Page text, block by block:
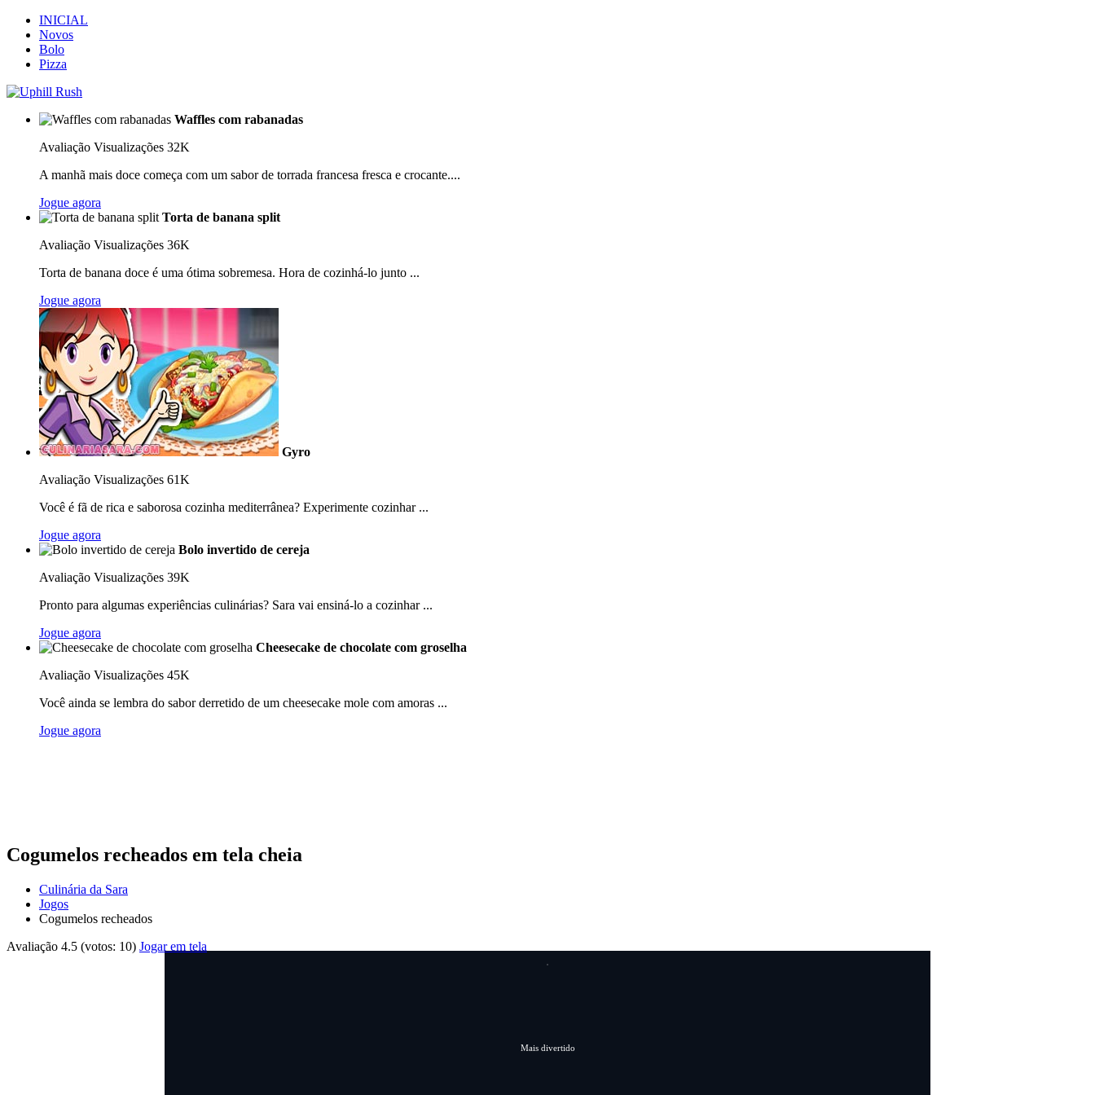
INICIAL
Novos
Bolo
Pizza
Waffles com rabanadas
Avaliação Visualizações 32K
A manhã mais doce começa com um sabor de torrada francesa fresca e crocante....
Jogue agora
Torta de banana split
Avaliação Visualizações 36K
Torta de banana doce é uma ótima sobremesa. Hora de cozinhá-lo junto ...
Jogue agora
Gyro
Avaliação Visualizações 61K
Você é fã de rica e saborosa cozinha mediterrânea? Experimente cozinhar ...
Jogue agora
Bolo invertido de cereja
Avaliação Visualizações 39K
Pronto para algumas experiências culinárias? Sara vai ensiná-lo a cozinhar ...
Jogue agora
Cheesecake de chocolate com groselha
Avaliação Visualizações 45K
Você ainda se lembra do sabor derretido de um cheesecake mole com amoras ...
Jogue agora
Cogumelos recheados em tela cheia
Culinária da Sara
Jogos
Cogumelos recheados
Avaliação 4.5 (votos: 10) Jogar em tela
Mais divertido